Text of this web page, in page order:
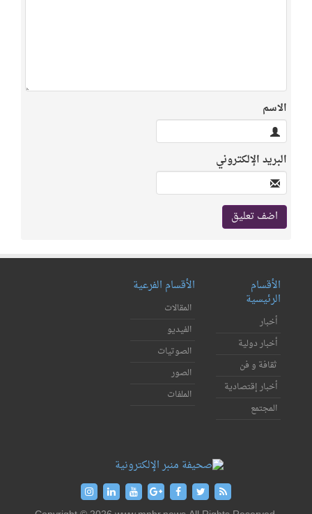
الاسم
البريد الإلكتروني
الأقسام
الرئيسية
أخبار
أخبار دولية
ثقافة و فن
أخبار إقتصادية
المجتمع
الأقسام الفرعية
المقالات
الفيديو
الصوتيات
الصور
الملفات